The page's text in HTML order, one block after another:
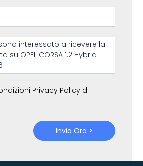
Privacy Policy di
Invia Ora >